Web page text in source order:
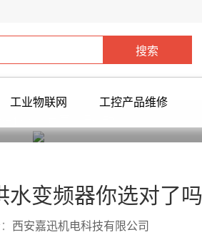
工业物联网 工控产品维修
水变频器你选对了
西安嘉迅机电科技有限公司